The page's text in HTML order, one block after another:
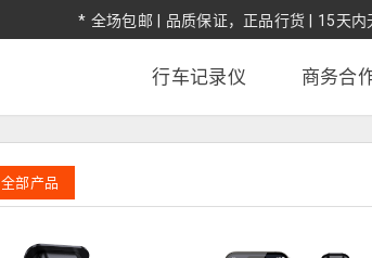
* 全场包邮 | 品质保证，正品行货 | 15天内
行车记录仪 商务合
全部产品